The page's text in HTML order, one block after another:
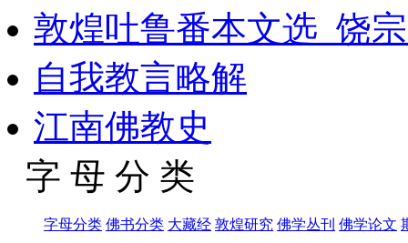
敦煌吐鲁番本文选_饶
自我教言略解
江南佛教史
字 母 分 类
字母分类 佛书分类 大藏经 敦煌研究 佛学丛刊 佛学论文